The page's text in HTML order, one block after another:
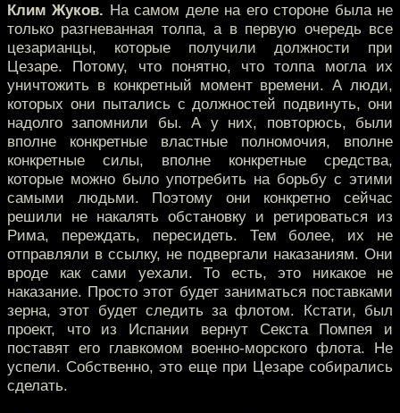
Клим Жуков. На самом деле на его стороне была не
только разгневанная толпа, а в первую очередь все
цезарианцы, которые получили должности при
Цезаре. Потому, что понятно, что толпа могла их
уничтожить в конкретный момент времени. А люди,
которых они пытались с должностей подвинуть, они
надолго запомнили бы. А у них, повторюсь, были
вполне конкретные властные полномочия, вполне
конкретные силы, вполне конкретные средства,
которые можно было употребить на борьбу с этими
самыми людьми. Поэтому они конкретно сейчас
решили не накалять обстановку и ретироваться из
Рима, переждать, пересидеть. Тем более, их не
отправляли в ссылку, не подвергали наказаниям. Они
вроде как сами уехали. То есть, это никакое не
наказание. Просто этот будет заниматься поставками
зерна, этот будет следить за флотом. Кстати, был
проект, что из Испании вернут Секста Помпея и
поставят его главкомом военно-морского флота. Не
успели. Собственно, это еще при Цезаре собирались
сделать.